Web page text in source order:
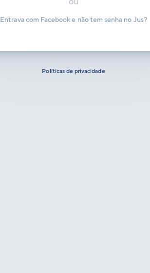
Entrava com Facebook e não tem senha no Jus?
Políticas de privacidade